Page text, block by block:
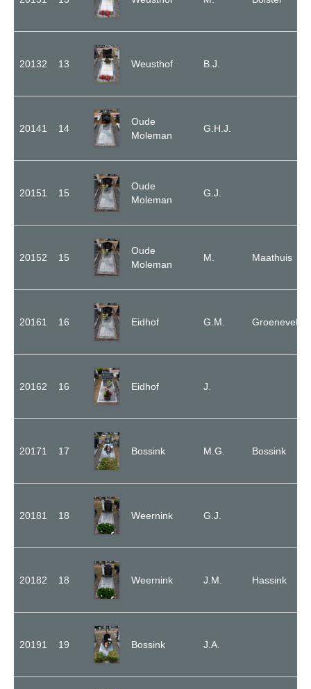
20132 13 Weusthof B.J.
20141 14
Oude
Moleman
G.H.J.
20151 15
Oude
Moleman
G.J.
20152 15
Oude
Moleman
M. Maathuis
20161 16 Eidhof G.M. Groeneveld
20162 16 Eidhof J.
20171 17 Bossink M.G. Bossink
20181 18 Weernink G.J.
20182 18 Weernink J.M. Hassink
20191 19 Bossink J.A.